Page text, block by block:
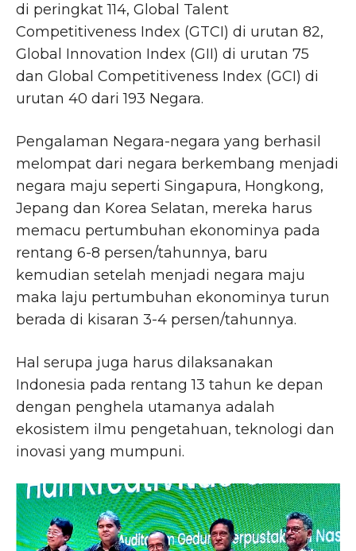
di peringkat 114, Global Talent
Competitiveness Index (GTCI) di urutan 82,
Global Innovation Index (GII) di urutan 75
dan Global Competitiveness Index (GCI) di
urutan 40 dari 193 Negara.
Pengalaman Negara-negara yang berhasil
melompat dari negara berkembang menjadi
negara maju seperti Singapura, Hongkong,
Jepang dan Korea Selatan, mereka harus
memacu pertumbuhan ekonominya pada
rentang 6-8 persen/tahunnya, baru
kemudian setelah menjadi negara maju
maka laju pertumbuhan ekonominya turun
berada di kisaran 3-4 persen/tahunnya.
Hal serupa juga harus dilaksanakan
Indonesia pada rentang 13 tahun ke depan
dengan penghela utamanya adalah
ekosistem ilmu pengetahuan, teknologi dan
inovasi yang mumpuni.